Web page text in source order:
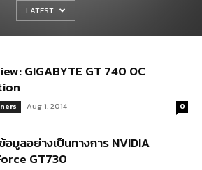
LATEST
GIGABYTE GT 740 OC
Aug 1, 2014 0
อมูลอย่างเป็นทางการ NVIDIA
GT730